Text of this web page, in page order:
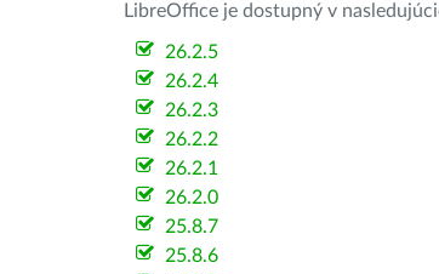
LibreOffice je dostupný v
26.2.5
26.2.4
26.2.3
26.2.2
26.2.1
26.2.0
25.8.7
25.8.6